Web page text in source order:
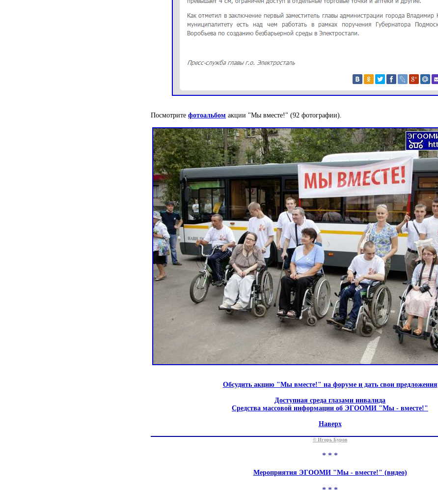
Посмотрите фотоальбом акции "Мы вместе!" (92 фотографии).
Обсудить акцию "Мы вместе!" на форуме и дать свои предложения
Доступная среда глазами инвалида
Средства массовой информации об ЭГООМИ "Мы - вместе!"
Наверх
© Игорь Буров
* * *
Мероприятия ЭГООМИ "Мы - вместе!" (видео)